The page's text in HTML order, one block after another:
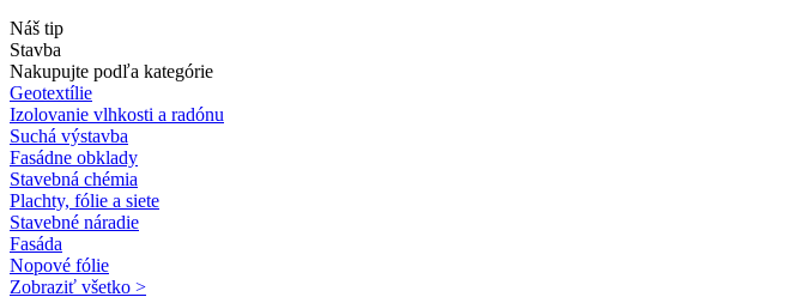
Náš tip
Stavba
Nakupujte podľa kategórie
Geotextílie
Izolovanie vlhkosti a radónu
Suchá výstavba
Fasádne obklady
Stavebná chémia
Plachty, fólie a siete
Stavebné náradie
Fasáda
Nopové fólie
Zobraziť všetko >